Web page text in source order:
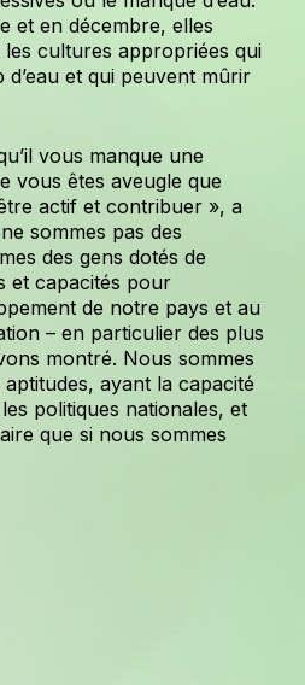
et en décembre, elles
les cultures appropriées qui
et qui peuvent mûrir
vous manque une
vous êtes aveugle que
actif et contribuer », a
sommes pas des
des gens dotés de
et capacités pour
de notre pays et au
– en particulier des plus
montré. Nous sommes
ayant la capacité
politiques nationales, et
que si nous sommes